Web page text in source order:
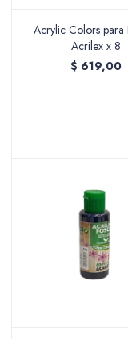
Acrylic Colors para
Acrilex x 8
$ 619,00